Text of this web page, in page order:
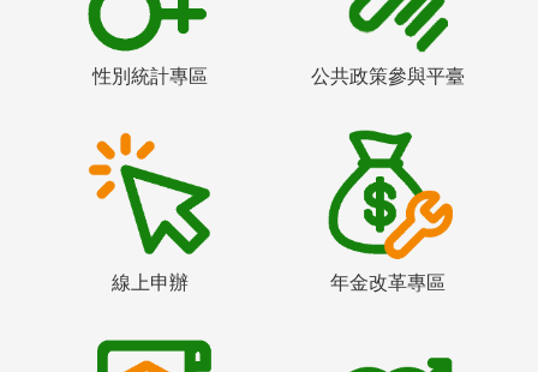
性別統計專區 公共政策參與平臺
線上申辦 年金改革專區